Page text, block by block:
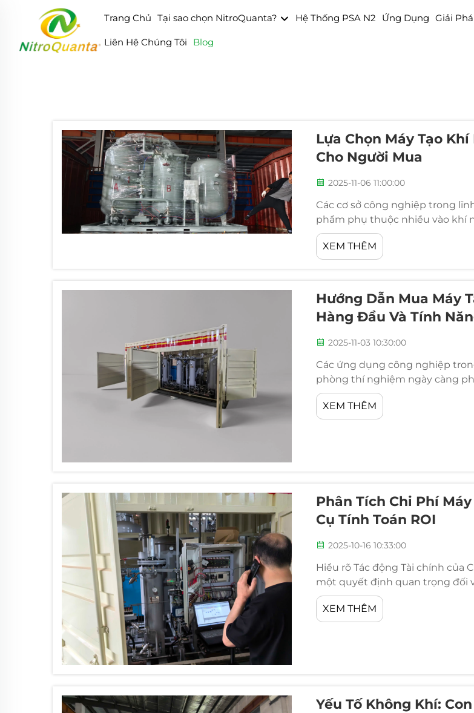
Trang Chủ Tại sao chọn NitroQuanta? Hệ Thống PSA N2 Ứng Dụng Giải
Liên Hệ Chúng Tôi Blog
Lựa Chọn Máy Tạo
Cho Người Mua
2025-11-06 11:00:00
Các cơ sở công nghiệp trong
phẩm phụ thuộc nhiều vào khí
với chi phí định kỳ và những
lỏng số lượng lớn...
XEM THÊM
Hướng Dẫn Mua Máy
Hàng Đầu Và Tính
2025-11-03 10:30:00
Các ứng dụng công nghiệp
phòng thí nghiệm ngày càng
quan trọng. Thay vì phụ thuộc
nitrogen lỏng dạng khối...
XEM THÊM
Phân Tích Chi Phí
Cụ Tính Toán ROI
2025-10-16 10:33:00
Hiểu rõ Tác động Tài chính của
một quyết định quan trọng đối
chi phí ban đầu và lợi ích dài
XEM THÊM
Yếu Tố Không Khí: